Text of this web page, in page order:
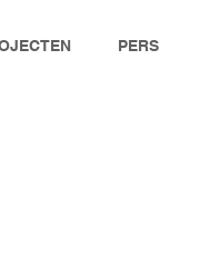
PERS